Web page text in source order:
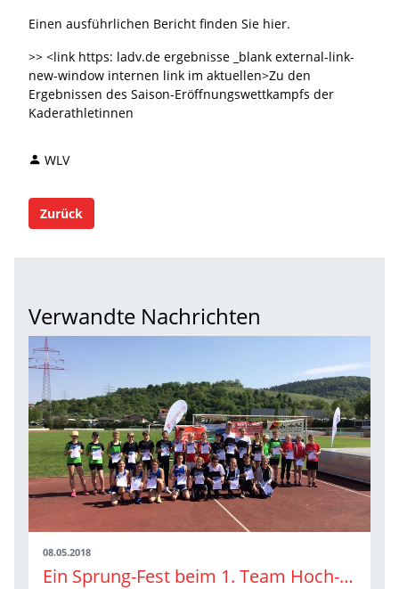
Einen ausführlichen Bericht finden Sie hier.
>> <link https: ladv.de ergebnisse _blank external-link-
new-window internen link im aktuellen>Zu den
Ergebnissen des Saison-Eröffnungswettkampfs der
Kaderathletinnen
WLV
Zurück
Verwandte Nachrichten
08.05.2018
Ein Sprung-Fest beim 1. Team Hoch-Sprungcup der Leichtathletik Baden-Württemberg